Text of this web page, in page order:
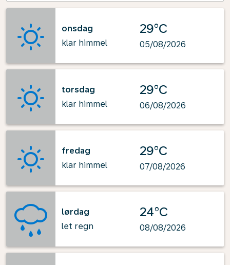
onsdag
klar himmel
29°C
05/08/2026
torsdag
klar himmel
29°C
06/08/2026
fredag
klar himmel
29°C
07/08/2026
lørdag
let regn
24°C
08/08/2026